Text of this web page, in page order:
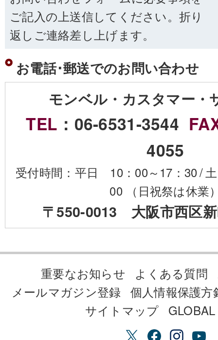
ご記入の上送信してください。折り
返しご連絡差し上げます。
お電話･郵送でのお問い合わせ
モンベル・カスタマー・
TEL ：06-6531-3544
4055
受付時間：平日 10：00～17：30/
00 （日祝祭は休業
〒550-0013 大阪市西区
重要なお知らせ よくある質問
メールマガジン登録 個人情報保護方
サイトマップ